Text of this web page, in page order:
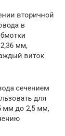
вторичной
в
мм,
виток
сечением
для
мм до 2,5 мм,